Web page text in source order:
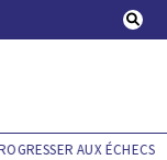
AUX ÉCHECS !